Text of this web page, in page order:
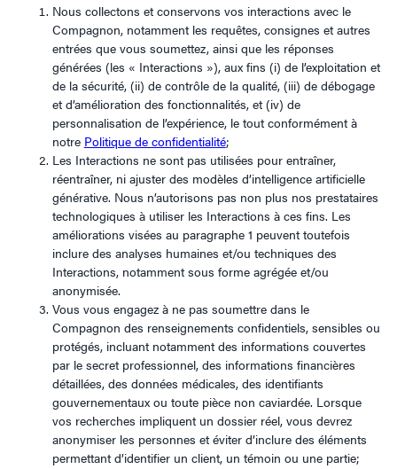
Nous collectons et conservons vos interactions avec le
Compagnon, notamment les requêtes, consignes et autres
entrées que vous soumettez, ainsi que les réponses
générées (les « Interactions »), aux fins (i) de l’exploitation et
de la sécurité, (ii) de contrôle de la qualité, (iii) de débogage
et d’amélioration des fonctionnalités, et (iv) de
personnalisation de l’expérience, le tout conformément à
notre Politique de confidentialité;
Les Interactions ne sont pas utilisées pour entraîner,
réentraîner, ni ajuster des modèles d’intelligence artificielle
générative. Nous n’autorisons pas non plus nos prestataires
technologiques à utiliser les Interactions à ces fins. Les
améliorations visées au paragraphe 1 peuvent toutefois
inclure des analyses humaines et/ou techniques des
Interactions, notamment sous forme agrégée et/ou
anonymisée.
Vous vous engagez à ne pas soumettre dans le
Compagnon des renseignements confidentiels, sensibles ou
protégés, incluant notamment des informations couvertes
par le secret professionnel, des informations financières
détaillées, des données médicales, des identifiants
gouvernementaux ou toute pièce non caviardée. Lorsque
vos recherches impliquent un dossier réel, vous devrez
anonymiser les personnes et éviter d’inclure des éléments
permettant d’identifier un client, un témoin ou une partie;